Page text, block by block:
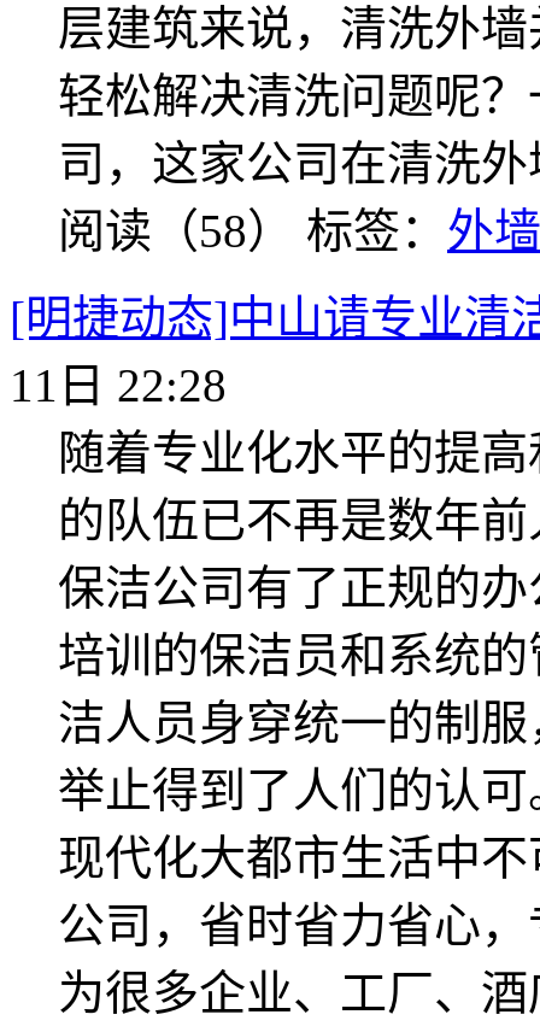
层建筑来说，清洗外
轻松解决清洗问题呢
司，这家公司在清洗
阅读（58） 标签： 外
[明捷动态]中山请专业清
11日 22:28
随着专业化水平的提
的队伍已不再是数年
保洁公司有了正规的
培训的保洁员和系统
洁人员身穿统一的制
举止得到了人们的认
现代化大都市生活中
公司，省时省力省心
为很多企业、工厂、